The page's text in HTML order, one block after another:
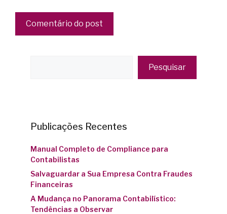
Pesquisar
Publicações Recentes
Manual Completo de Compliance para
Contabilistas
Salvaguardar a Sua Empresa Contra Fraudes
Financeiras
A Mudança no Panorama Contabilístico:
Tendências a Observar